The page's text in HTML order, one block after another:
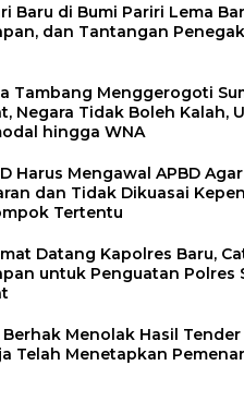
Baru di Bumi Pariri Lema
dan Tantangan
Tambang Menggerogoti
Negara Tidak Boleh Kalah,
hingga WNA
Harus Mengawal APBD
dan Tidak Dikuasai
Tertentu
Datang Kapolres Baru,
untuk Penguatan Polres
Berhak Menolak Hasil
Telah Menetapkan